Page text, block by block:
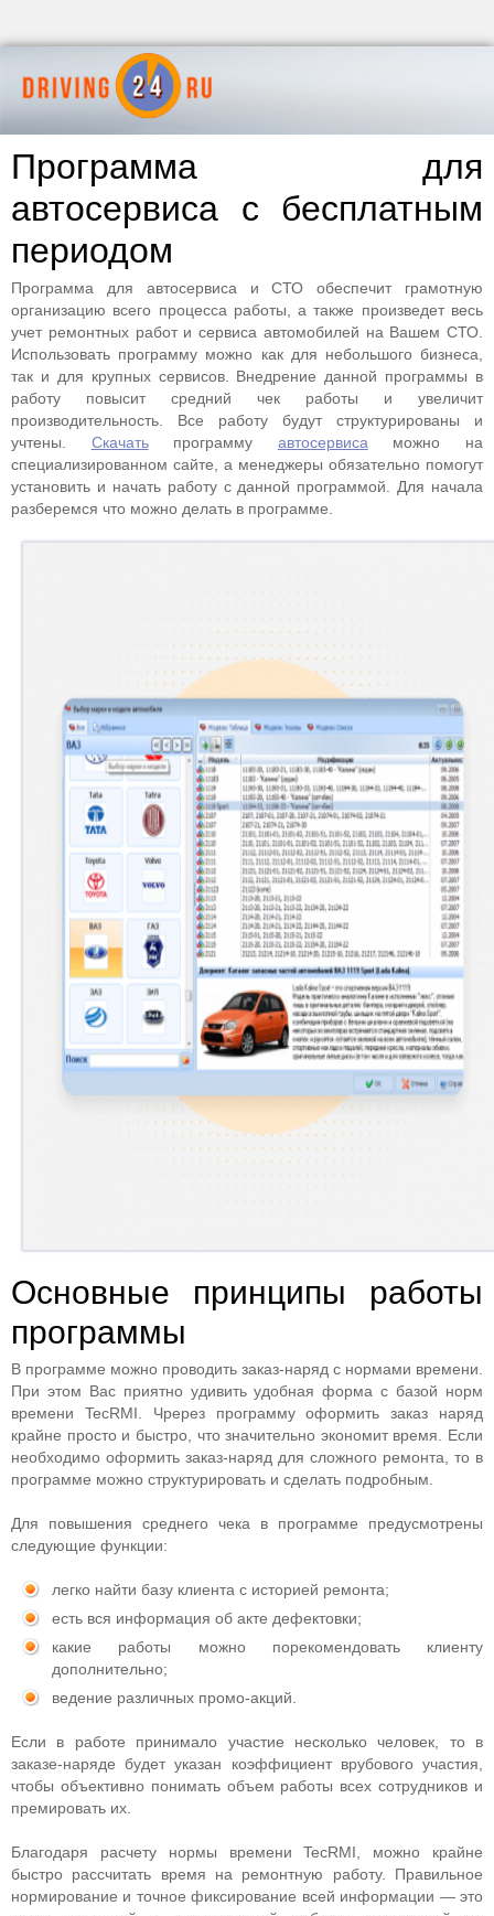
Программа для
автосервиса с бесплатным
периодом
Программа для автосервиса и СТО обеспечит грамотную
организацию всего процесса работы, а также произведет весь
учет ремонтных работ и сервиса автомобилей на Вашем СТО.
Использовать программу можно как для небольшого бизнеса,
так и для крупных сервисов. Внедрение данной программы в
работу повысит средний чек работы и увеличит
производительность. Все работу будут структурированы и
учтены. Скачатьпрограмму автосервиса можно на
специализированном сайте, а менеджеры обязательно помогут
установить и начать работу с данной программой. Для начала
разберемся что можно делать в программе.
Основные принципы работы
программы
В программе можно проводить заказ-наряд с нормами времени.
При этом Вас приятно удивить удобная форма с базой норм
времени TecRMI. Чререз программу оформить заказ наряд
крайне просто и быстро, что значительно экономит время. Если
необходимо оформить заказ-наряд для сложного ремонта, то в
программе можно структурировать и сделать подробным.
Для повышения среднего чека в программе предусмотрены
следующие функции:
легко найти базу клиента с историей ремонта;
есть вся информация об акте дефектовки;
какие работы можно порекомендовать клиенту
дополнительно;
ведение различных промо-акций.
Если в работе принимало участие несколько человек, то в
заказе-наряде будет указан коэффициент врубового участия,
чтобы объективно понимать объем работы всех сотрудников и
премировать их.
Благодаря расчету нормы времени TecRMI, можно крайне
быстро рассчитать время на ремонтную работу. Правильное
нормирование и точное фиксирование всей информации — это